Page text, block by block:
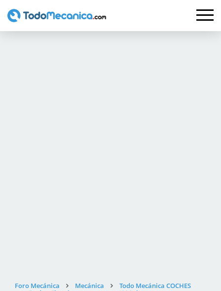
Foro Mecánica Mecánica
Todo Mecánica COCHES